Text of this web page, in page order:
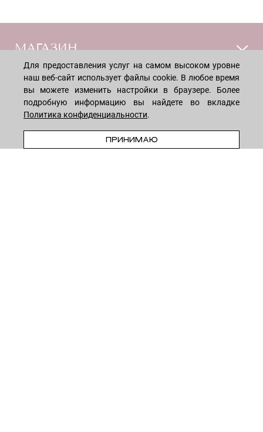
ПРЕДЗАКАЗ
МАГАЗИН
Лицо
Мужчинам
Тело
ПОКУПАТЕЛЯМ
Способы оплаты
Доставка товара
Обмен и возврат
КОМПАНИЯ
О нас
Для предоставления услуг на самом высоком уровне
наш веб-сайт использует файлы cookie. В любое время
вы можете изменить настройки в браузере. Более
подробную информацию вы найдете во вкладке
Политика конфиденциальности.
ПРИНИМАЮ